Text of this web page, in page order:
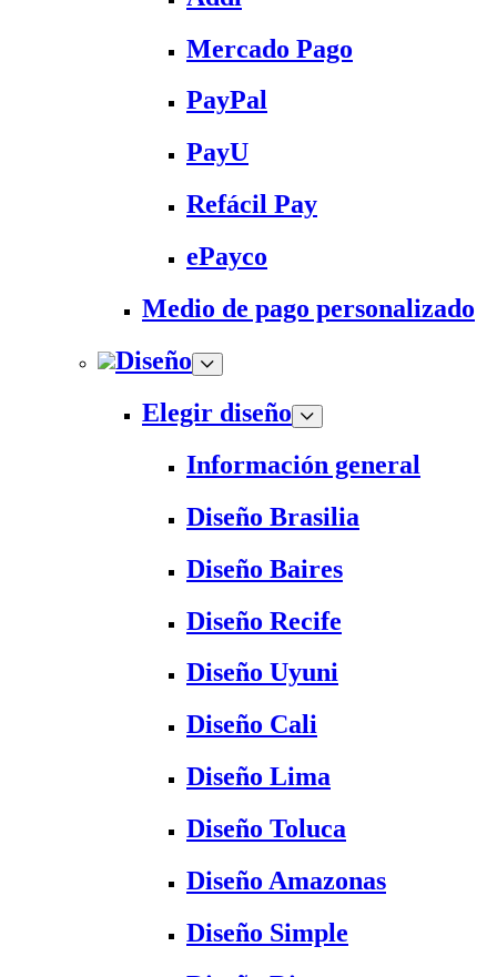
Mercado Pago
PayPal
PayU
Refácil Pay
ePayco
Medio de pago personalizado
Diseño
Elegir diseño
Información general
Diseño Brasilia
Diseño Baires
Diseño Recife
Diseño Uyuni
Diseño Cali
Diseño Lima
Diseño Toluca
Diseño Amazonas
Diseño Simple